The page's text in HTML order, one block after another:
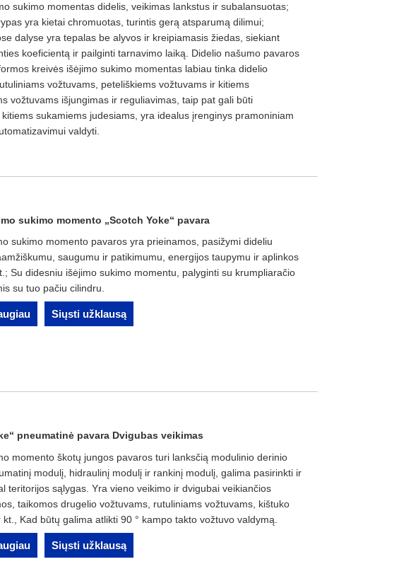
sukimo momentas didelis, veikimas lankstus ir subalansuotas;
yra kietai chromuotas, turintis gerą atsparumą dilimui;
dalyse yra tepalas be alyvos ir kreipiamasis žiedas, siekiant
koeficientą ir pailginti tarnavimo laiką. Didelio našumo pavaros
kreivės išėjimo sukimo momentas labiau tinka didelio
vožtuvams, peteliškiems vožtuvams ir kitiems
vožtuvams išjungimas ir reguliavimas, taip pat gali būti
sukamiems judesiams, yra idealus įrenginys pramoniniam
valdyti.
sukimo momento „Scotch Yoke“ pavara
sukimo momento pavaros yra prieinamos, pasižymi dideliu
saugumu ir patikimumu, energijos taupymu ir aplinkos
Su didesniu išėjimo sukimo momentu, palyginti su krumpliaračio
su tuo pačiu cilindru.
Siųsti užklausą
pneumatinė pavara Dvigubas veikimas
momento škotų jungos pavaros turi lanksčią modulinio derinio
modulį, hidraulinį modulį ir rankinį modulį, galima pasirinkti ir
teritorijos sąlygas. Yra vieno veikimo ir dvigubai veikiančios
taikomos drugelio vožtuvams, rutuliniams vožtuvams, kištuko
Kad būtų galima atlikti 90 ° kampo takto vožtuvo valdymą.
Siųsti užklausą